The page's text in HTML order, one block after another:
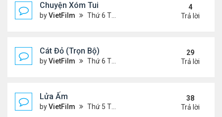
Chuyện Xóm Tui
byVietFilm Thứ 6 Tháng 11 06, 2020 4:47 pm
4
Trả lời
Cát Đỏ (Trọn Bộ)
byVietFilm Thứ 6 Tháng 11 06, 2020 2:02 pm
29
Trả lời
Lửa Ấm
byVietFilm Thứ 5 Tháng 11 05, 2020 11:33 pm
38
Trả lời